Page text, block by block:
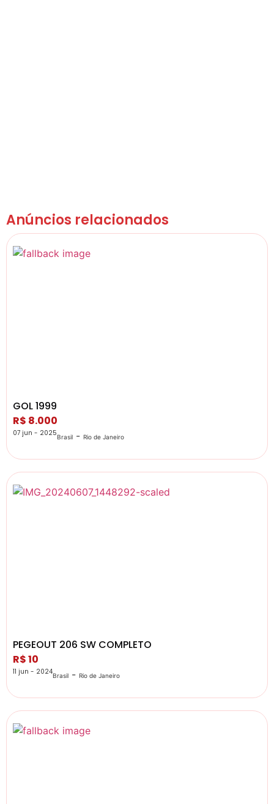
Anúncios relacionados
GOL 1999
R$ 8.000
07 jun - 2025Brasil - Rio de Janeiro
PEGEOUT 206 SW COMPLETO
R$ 10
11 jun - 2024Brasil - Rio de Janeiro